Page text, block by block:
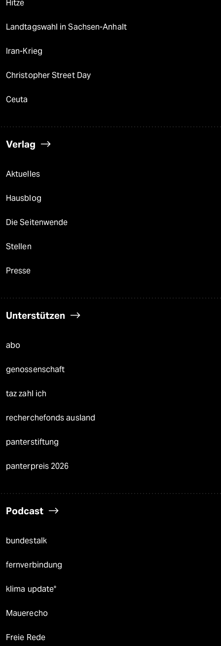
Hitze
Landtagswahl in Sachsen-Anhalt
Iran-Krieg
Christopher Street Day
Ceuta
Verlag
Aktuelles
Hausblog
Die Seitenwende
Stellen
Presse
Unterstützen
abo
genossenschaft
taz zahl ich
recherchefonds ausland
panterstiftung
panterpreis 2026
Podcast
bundestalk
fernverbindung
klima update°
Mauerecho
Freie Rede